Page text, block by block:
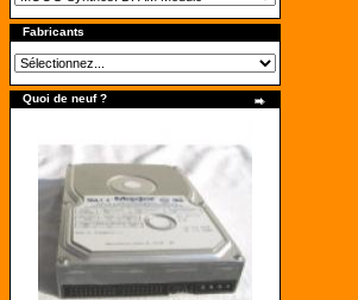
Fabricants
Quoi de neuf ?